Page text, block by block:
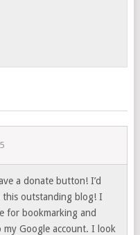
a donate button! I’d
this outstanding blog! I
for bookmarking and
Google account. I look